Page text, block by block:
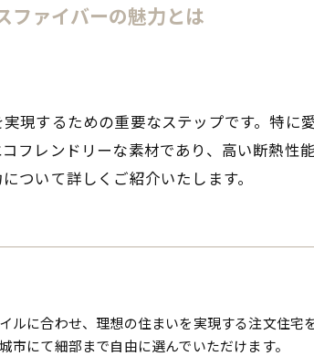
ファイバーの魅力とは
現するための重要なステップです。特に
フレンドリーな素材であり、高い断熱性
ついて詳しくご紹介いたします。
ルに合わせ、理想の住まいを実現する注文住
市にて細部まで自由に選んでいただけます。